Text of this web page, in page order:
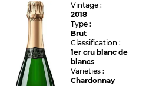
Vintage :
2018
Type :
Brut
Classification :
1er cru blanc de
blancs
Varieties :
Chardonnay